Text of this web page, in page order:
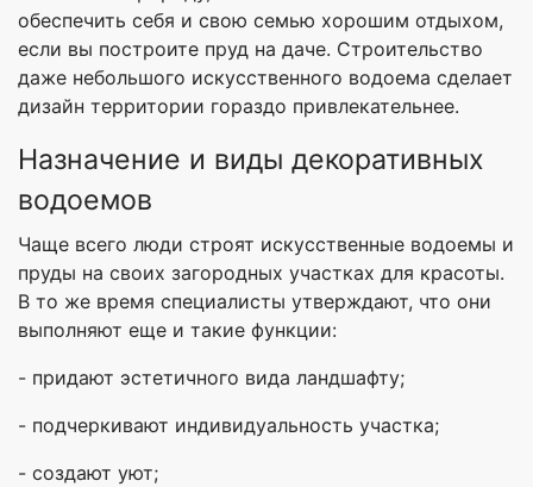
обеспечить себя и свою семью хорошим отдыхом,
если вы построите пруд на даче. Строительство
даже небольшого искусственного водоема сделает
дизайн территории гораздо привлекательнее.
Назначение и виды декоративных
водоемов
Чаще всего люди строят искусственные водоемы и
пруды на своих загородных участках для красоты.
В то же время специалисты утверждают, что они
выполняют еще и такие функции:
- придают эстетичного вида ландшафту;
- подчеркивают индивидуальность участка;
- создают уют;